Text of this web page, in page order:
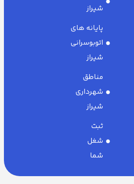
شیراز
پایانه های
اتوبوسرانی
شیراز
مناطق
شهرداری
شیراز
ثبت
شغل
شما